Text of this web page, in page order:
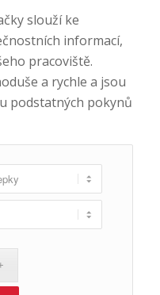
slouží ke
informací,
pracoviště.
a rychle a jsou
podstatných pokynů